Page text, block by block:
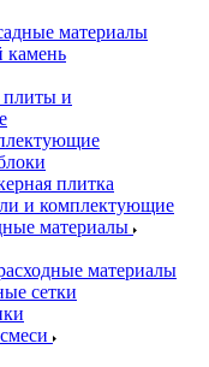
материалы
камень
плиты и
плитка
и комплектующие
материалы
материалы
сетки